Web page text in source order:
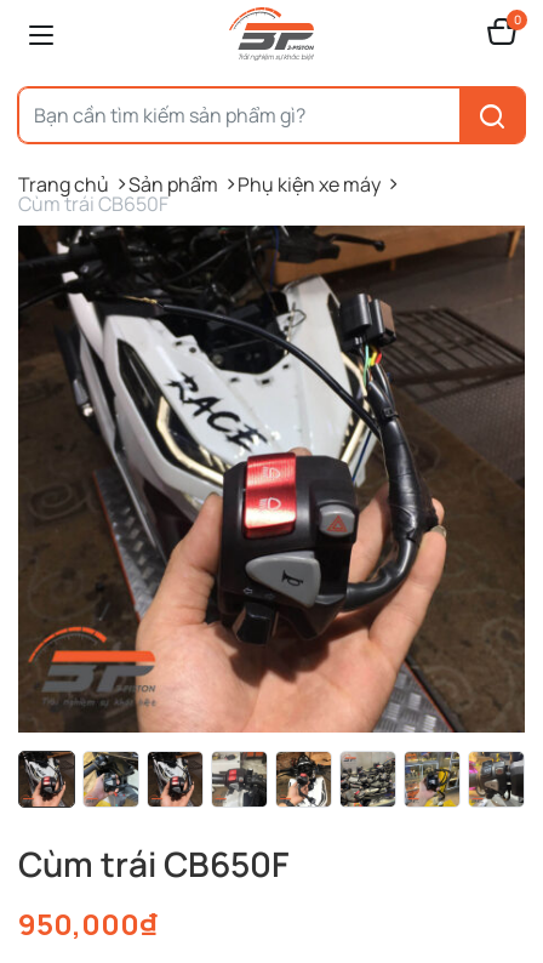
0
Trang chủ Sản phẩm Phụ kiện xe máy
Cùm trái CB650F
Cùm trái CB650F
950,000₫